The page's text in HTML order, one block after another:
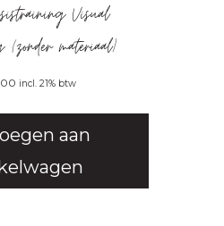
Visual
materiaal)
incl. 21% btw
aan